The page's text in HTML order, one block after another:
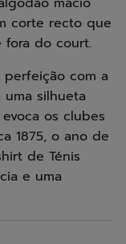
corte recto que
do court.
com a
uma silhueta
os clubes
1875, o ano de
de Ténis
e uma